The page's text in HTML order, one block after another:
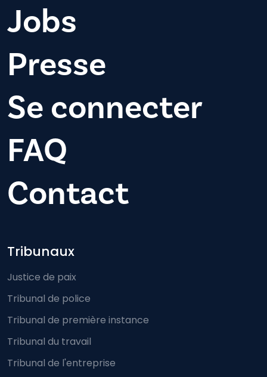
Jobs
Presse
Se connecter
FAQ
Contact
Footer-menu
Tribunaux
Justice de paix
Tribunal de police
Tribunal de première instance
Tribunal du travail
Tribunal de l'entreprise